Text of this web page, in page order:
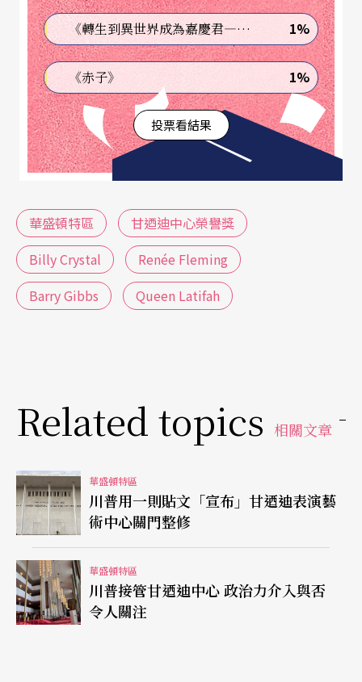
年初始的晚會門票是100元，今天購票的門檻是每年
捐款一萬元以上者，其變化可想而知。但也因為要
募款，受獎者的票房號召力就愈來愈重要。首屆的
得獎者是聲樂家瑪麗安．安德森（Marian Anderso
n）、電影舞蹈家佛雷．亞斯坦（Fred Astaire）、
編舞家巴蘭欽（George Balanchine）、作曲家理
（Arthur Rubinstein），基本都還是表演藝術圈子
的人，對比近幾年來多是流行音樂和電影明星，可
看出美國大眾口味的轉變。
《轉生到異世界成為嘉慶君—發現我的祖先是詐騙集團!?》 1%
《赤子》 1%
投票看結果
華盛頓特區
甘迺迪中心榮譽獎
Billy Crystal
Renée Fleming
Barry Gibbs
Queen Latifah
Related topics 相關文章
華盛頓特區
川普用一則貼文「宣布」甘迺迪表演藝
術中心關門整修
華盛頓特區
川普接管甘迺迪中心 政治力介入與否
令人關注